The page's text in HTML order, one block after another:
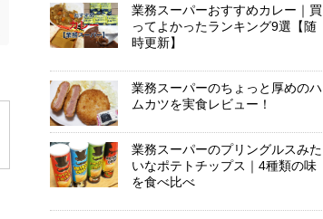
業務スーパーおすすめカレー｜買
ってよかったランキング9選【随
時更新】
業務スーパーのちょっと厚めのハ
ムカツを実食レビュー！
業務スーパーのプリングルスみた
いなポテトチップス｜4種類の味
を食べ比べ